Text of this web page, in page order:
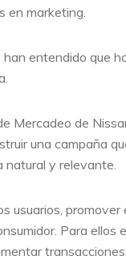
en marketing.
entendido que
Mercadeo de
una campaña
natural y relevante.
usuarios,
Para ellos
transacciones.